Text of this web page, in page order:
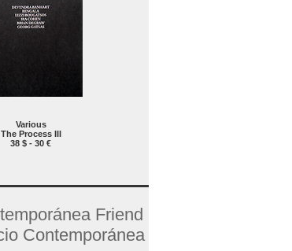
Various
The Process III
38 $ - 30 €
Friend
Contemporánea